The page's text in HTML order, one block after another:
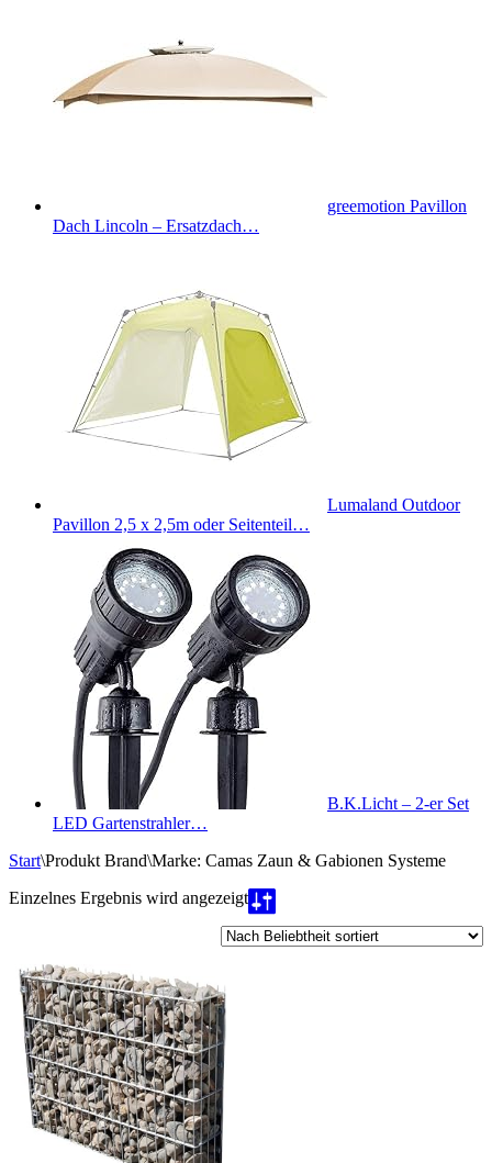
greemotion Pavillon
Dach Lincoln – Ersatzdach…
Lumaland Outdoor
Pavillon 2,5 x 2,5m oder Seitenteil…
B.K.Licht – 2-er Set
LED Gartenstrahler…
Start\Produkt Brand\Marke: Camas Zaun & Gabionen Systeme
Einzelnes Ergebnis wird angezeigt